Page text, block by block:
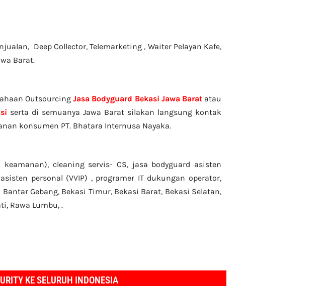
Deep Collector,Telemarketing , Waiter Pelayan Kafe,
Barat.
OutsourcingJasa Bodyguard Bekasi Jawa Barat atau
serta di semuanya Jawa Barat silakan langsung kontak
konsumen PT. Bhatara Internusa Nayaka.
cleaning servis- CS, jasa bodyguard asisten
personal (VVIP) , programer IT dukungan operator,
Gebang, Bekasi Timur, Bekasi Barat, Bekasi Selatan,
Rawa Lumbu, .
KE SELURUH INDONESIA